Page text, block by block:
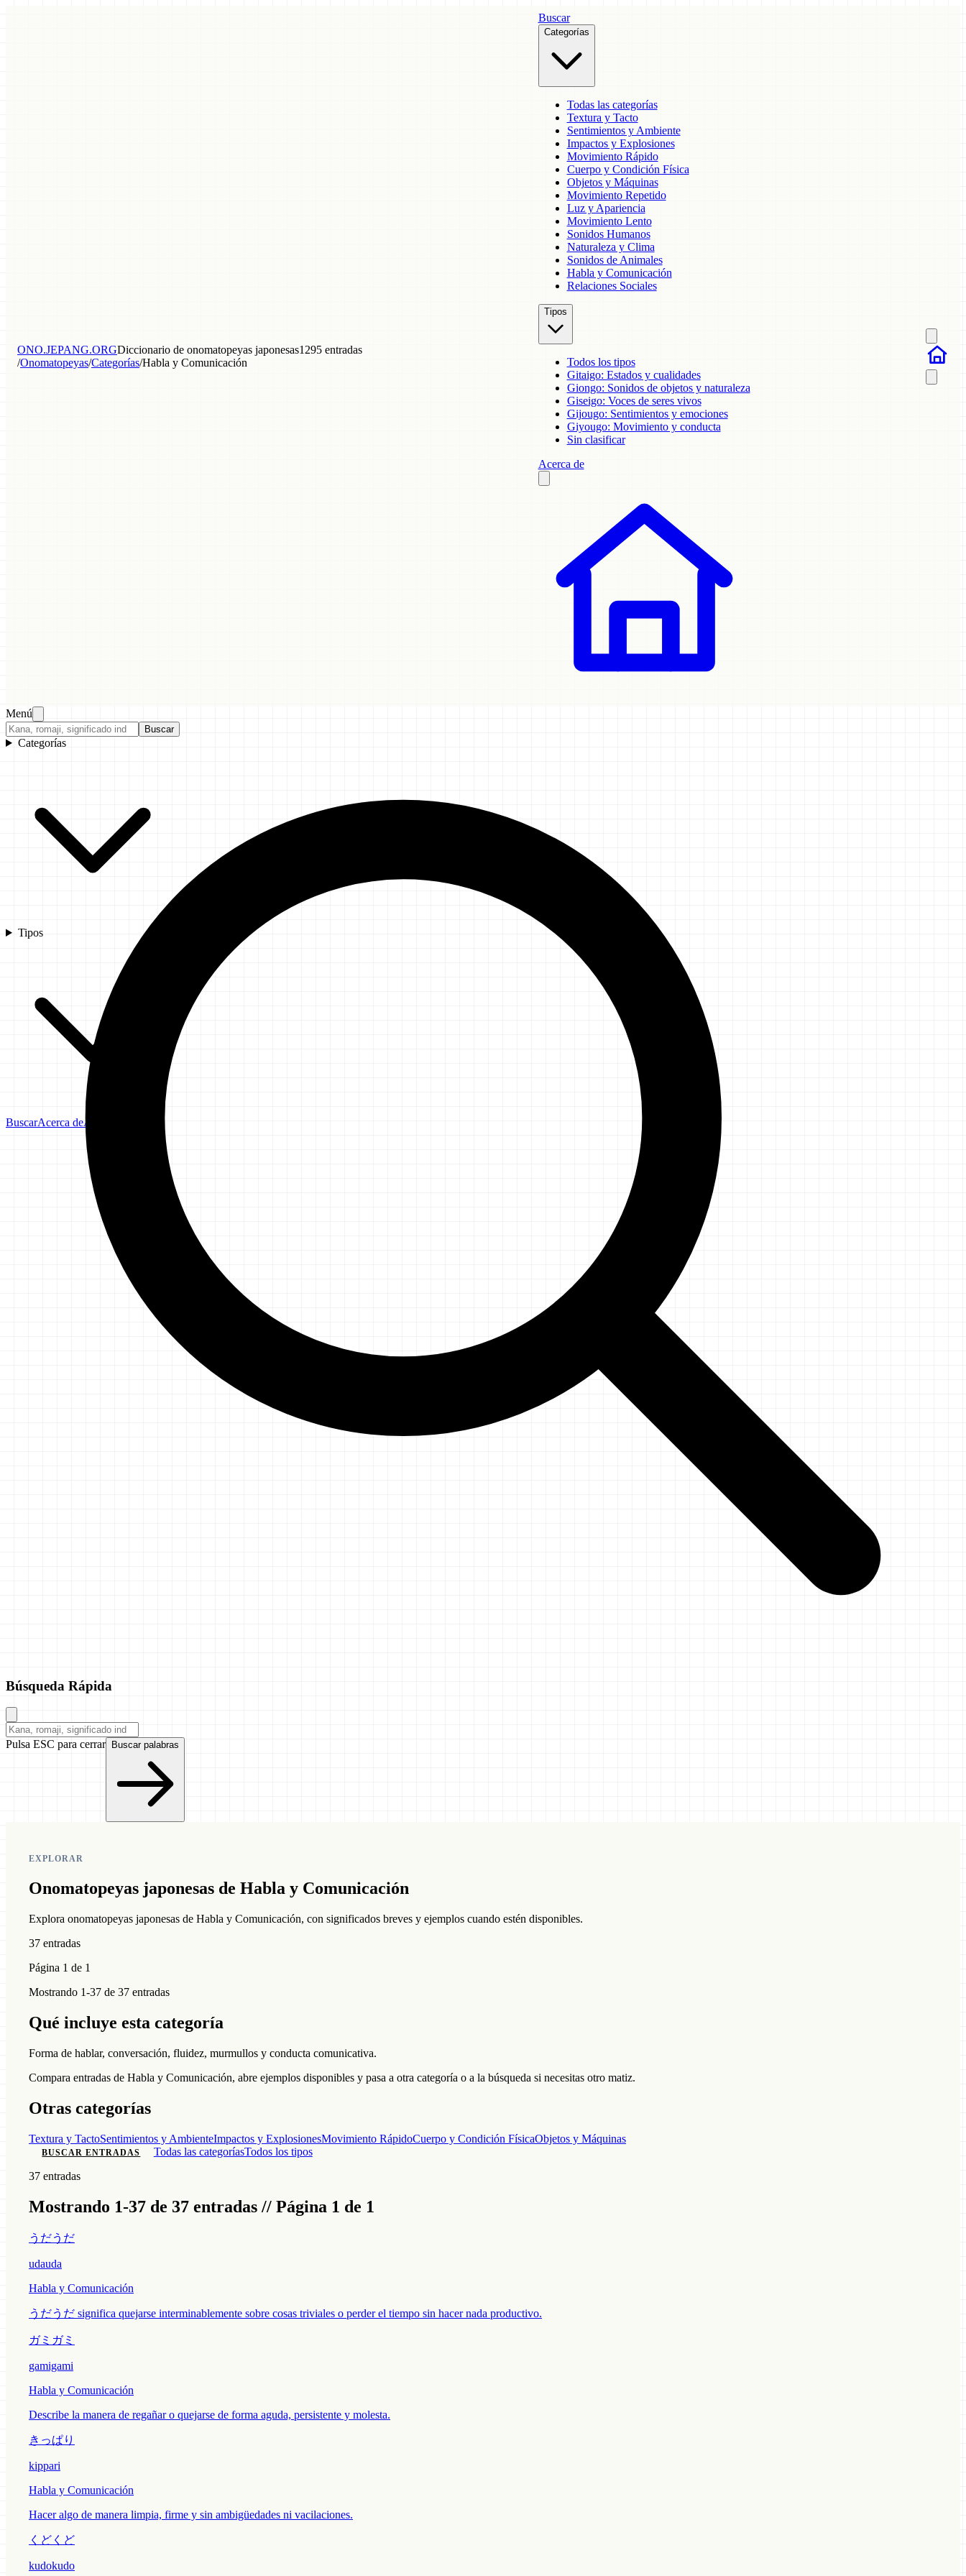
ONO.JEPANG.ORGDiccionario de onomatopeyas japonesas1295 entradas
/Onomatopeyas/Categorías/Habla y Comunicación
Buscar
Categorías
Todas las categorías
Textura y Tacto
Sentimientos y Ambiente
Impactos y Explosiones
Movimiento Rápido
Cuerpo y Condición Física
Objetos y Máquinas
Movimiento Repetido
Luz y Apariencia
Movimiento Lento
Sonidos Humanos
Naturaleza y Clima
Sonidos de Animales
Habla y Comunicación
Relaciones Sociales
Tipos
Todos los tipos
Gitaigo: Estados y cualidades
Giongo: Sonidos de objetos y naturaleza
Giseigo: Voces de seres vivos
Gijougo: Sentimientos y emociones
Giyougo: Movimiento y conducta
Sin clasificar
Acerca de
Menú
Buscar
Categorías
Tipos
BuscarAcerca deAviso
Búsqueda Rápida
Pulsa ESC para cerrar Buscar palabras
EXPLORAR
Onomatopeyas japonesas de Habla y Comunicación
Explora onomatopeyas japonesas de Habla y Comunicación, con significados breves y ejemplos cuando estén disponibles.
37 entradas
Página 1 de 1
Mostrando 1-37 de 37 entradas
Qué incluye esta categoría
Forma de hablar, conversación, fluidez, murmullos y conducta comunicativa.
Compara entradas de Habla y Comunicación, abre ejemplos disponibles y pasa a otra categoría o a la búsqueda si necesitas otro matiz.
Otras categorías
Textura y TactoSentimientos y AmbienteImpactos y ExplosionesMovimiento RápidoCuerpo y Condición FísicaObjetos y Máquinas
BUSCAR ENTRADAS Todas las categoríasTodos los tipos
37 entradas
Mostrando 1-37 de 37 entradas // Página 1 de 1
うだうだ
udauda
Habla y Comunicación
うだうだ significa quejarse interminablemente sobre cosas triviales o perder el tiempo sin hacer nada productivo.
ガミガミ
gamigami
Habla y Comunicación
Describe la manera de regañar o quejarse de forma aguda, persistente y molesta.
きっぱり
kippari
Habla y Comunicación
Hacer algo de manera limpia, firme y sin ambigüedades ni vacilaciones.
くどくど
kudokudo